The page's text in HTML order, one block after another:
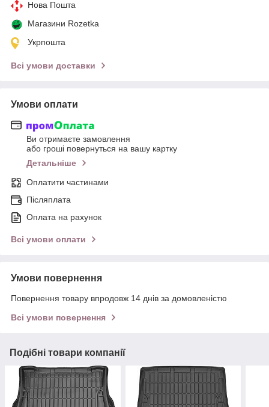
Нова Пошта
Магазини Rozetka
Укрпошта
Всі умови доставки
Умови оплати
Ви отримаєте замовлення
або гроші повернуться на вашу картку
Детальніше
Оплатити частинами
Післяплата
Оплата на рахунок
Всі умови оплати
Умови повернення
Повернення товару впродовж 14 днів за домовленістю
Всі умови повернення
Подібні товари компанії